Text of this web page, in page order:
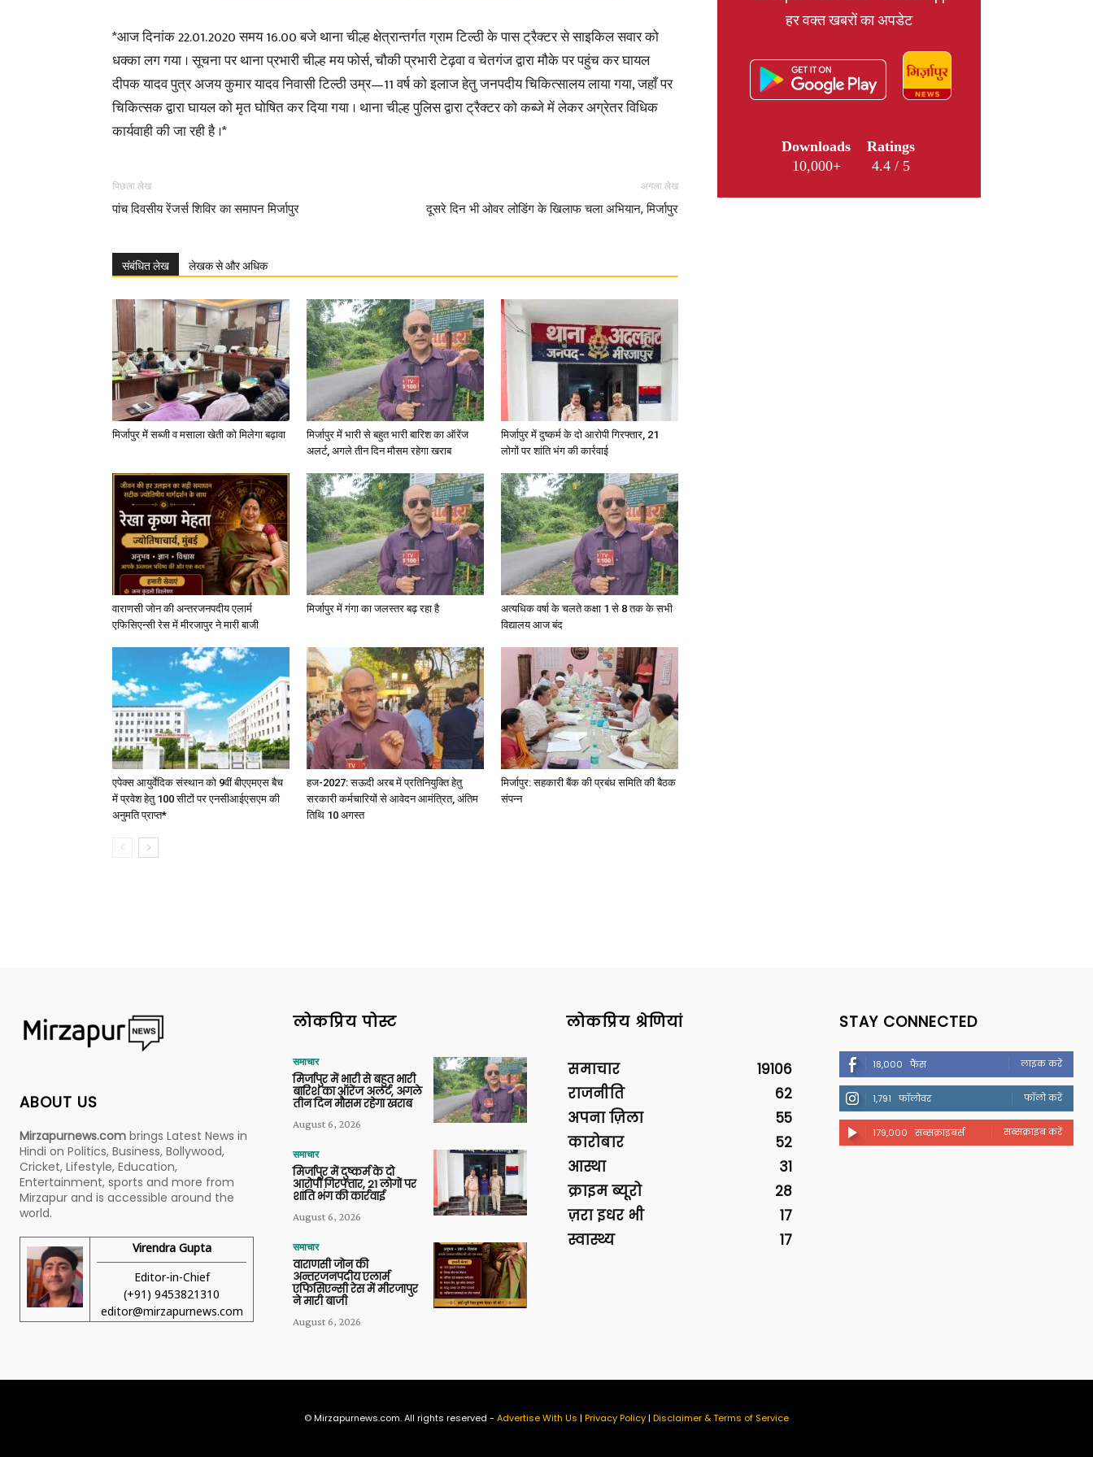
News,
News
Hindi,
Today
Hindi
*आज दिनांक 22.01.2020 समय 16.00 बजे थाना चील्ह क्षेत्रान्तर्गत ग्राम टिल्ठी के पास ट्रैक्टर से साइकिल सवार को
धक्का लग गया । सूचना पर थाना प्रभारी चील्ह मय फोर्स, चौकी प्रभारी टेढ़वा व चेतगंज द्वारा मौके पर पहुंच कर घायल
दीपक यादव पुत्र अजय कुमार यादव निवासी टिल्ठी उम्र—11 वर्ष को इलाज हेतु जनपदीय चिकित्सालय लाया गया, जहाँ पर
चिकित्सक द्वारा घायल को मृत घोषित कर दिया गया । थाना चील्ह पुलिस द्वारा ट्रैक्टर को कब्जे में लेकर अग्रेतर विधिक
कार्यवाही की जा रही है ।*
पिछला लेख
पांच दिवसीय रेंजर्स शिविर का समापन मिर्जापुर
अगला लेख
दूसरे दिन भी ओवर लोडिंग के खिलाफ चला अभियान, मिर्जापुर
संबंधित लेख लेखक से और अधिक
मिर्जापुर में सब्जी व मसाला खेती को मिलेगा बढ़ावा
मिर्जापुर में भारी से बहुत भारी बारिश का ऑरेंज
अलर्ट, अगले तीन दिन मौसम रहेगा खराब
मिर्जापुर में दुष्कर्म के दो आरोपी गिरफ्तार, 21
लोगों पर शांति भंग की कार्रवाई
वाराणसी जोन की अन्तरजनपदीय एलार्म
एफिसिएन्सी रेस में मीरजापुर ने मारी बाजी
मिर्जापुर में गंगा का जलस्तर बढ़ रहा है
अत्यधिक वर्षा के चलते कक्षा 1 से 8 तक के सभी
विद्यालय आज बंद
एपेक्स आयुर्वेदिक संस्थान को 9वीं बीएएमएस बैच
में प्रवेश हेतु 100 सीटों पर एनसीआईएसएम की
अनुमति प्राप्त*
हज-2027: सऊदी अरब में प्रतिनियुक्ति हेतु
सरकारी कर्मचारियों से आवेदन आमंत्रित, अंतिम
तिथि 10 अगस्त
मिर्जापुर: सहकारी बैंक की प्रबंध समिति की बैठक
संपन्न
हर वक्त खबरों का अपडेट
Downloads
10,000+
Ratings
4.4 / 5
ABOUT US
Mirzapurnews.com brings Latest News in
Hindi on Politics, Business, Bollywood,
Cricket, Lifestyle, Education,
Entertainment, sports and more from
Mirzapur and is accessible around the
world.
Virendra Gupta
Editor-in-Chief
(+91) 9453821310
editor@mirzapurnews.com
लोकप्रिय पोस्ट
समाचार
मिर्जापुर में भारी से बहुत भारी
बारिश का ऑरेंज अलर्ट, अगले
तीन दिन मौसम रहेगा खराब
August 6, 2026
समाचार
मिर्जापुर में दुष्कर्म के दो
आरोपी गिरफ्तार, 21 लोगों पर
शांति भंग की कार्रवाई
August 6, 2026
समाचार
वाराणसी जोन की
अन्तरजनपदीय एलार्म
एफिसिएन्सी रेस में मीरजापुर
ने मारी बाजी
August 6, 2026
लोकप्रिय श्रेणियां
समाचार
19106
राजनीति
62
अपना ज़िला
55
कारोबार
52
आस्था
31
क्राइम ब्यूरो
28
ज़रा इधर भी
17
स्वास्थ्य
17
STAY CONNECTED
18,000 फैंस लाइक करें
1,791 फॉलोवर फॉलो करें
179,000 सब्सक्राइबर्स सब्सक्राइब करें
© Mirzapurnews.com. All rights reserved - Advertise With Us | Privacy Policy| Disclaimer & Terms of Service